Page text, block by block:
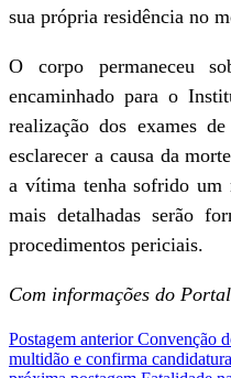
sua própria residência no
O corpo permaneceu
encaminhado para o
realização dos exames
esclarecer a causa da
a vítima tenha sofrido um
mais detalhadas serão
procedimentos periciais.
Com informações do
Postagem anterior Convenção
multidão e confirma